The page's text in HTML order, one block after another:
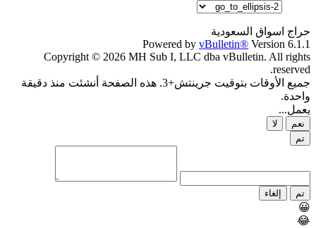
حراج اسواق السعودية
Powered by vBulletin® Version 6.1.1
Copyright © 2026 MH Sub I, LLC dba vBulletin. All rights
reserved.
جميع الأوقات بتوقيت جرينتش+3. هذه الصفحة أنشئت منذ دقيقة
واحدة.
يعمل...
نعم
لا
تم
تم إلغاء
😀
😂